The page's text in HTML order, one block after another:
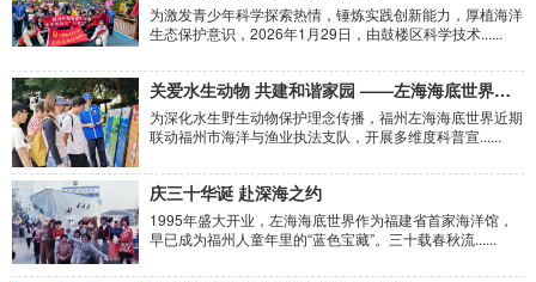
为激发青少年科学探索热情，锤炼实践创新能力，厚植海洋
生态保护意识，2026年1月29日，由鼓楼区科学技术......
关爱水生动物 共建和谐家园 ——左海海底世界科普宣传系列活动
为深化水生野生动物保护理念传播，福州左海海底世界近期
联动福州市海洋与渔业执法支队，开展多维度科普宣......
庆三十华诞 赴深海之约
1995年盛大开业，左海海底世界作为福建省首家海洋馆，
早已成为福州人童年里的“蓝色宝藏”。三十载春秋流......